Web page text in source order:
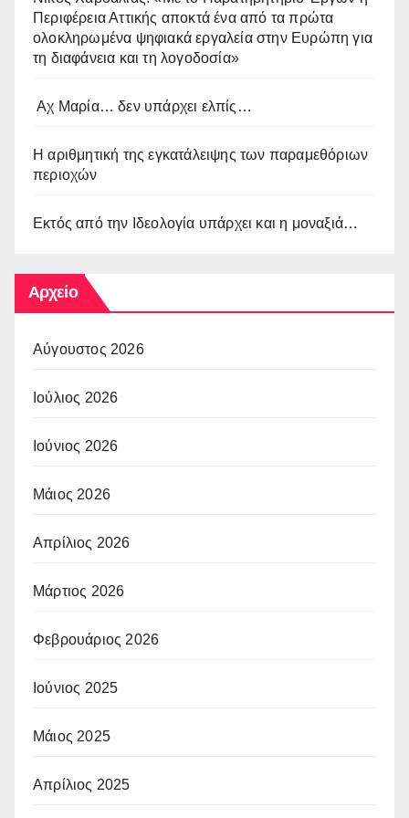
Περιφέρεια Αττικής αποκτά ένα από τα πρώτα
ολοκληρωμένα ψηφιακά εργαλεία στην Ευρώπη για
τη διαφάνεια και τη λογοδοσία»
Αχ Μαρία… δεν υπάρχει ελπίς…
Η αριθμητική της εγκατάλειψης των παραμεθόριων
περιοχών
Εκτός από την Ιδεολογία υπάρχει και η μοναξιά…
Αρχείο
Αύγουστος 2026
Ιούλιος 2026
Ιούνιος 2026
Μάιος 2026
Απρίλιος 2026
Μάρτιος 2026
Φεβρουάριος 2026
Ιούνιος 2025
Μάιος 2025
Απρίλιος 2025